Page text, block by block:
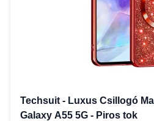
Techsuit - Luxus Csillogó
Galaxy A55 5G - Piros tok